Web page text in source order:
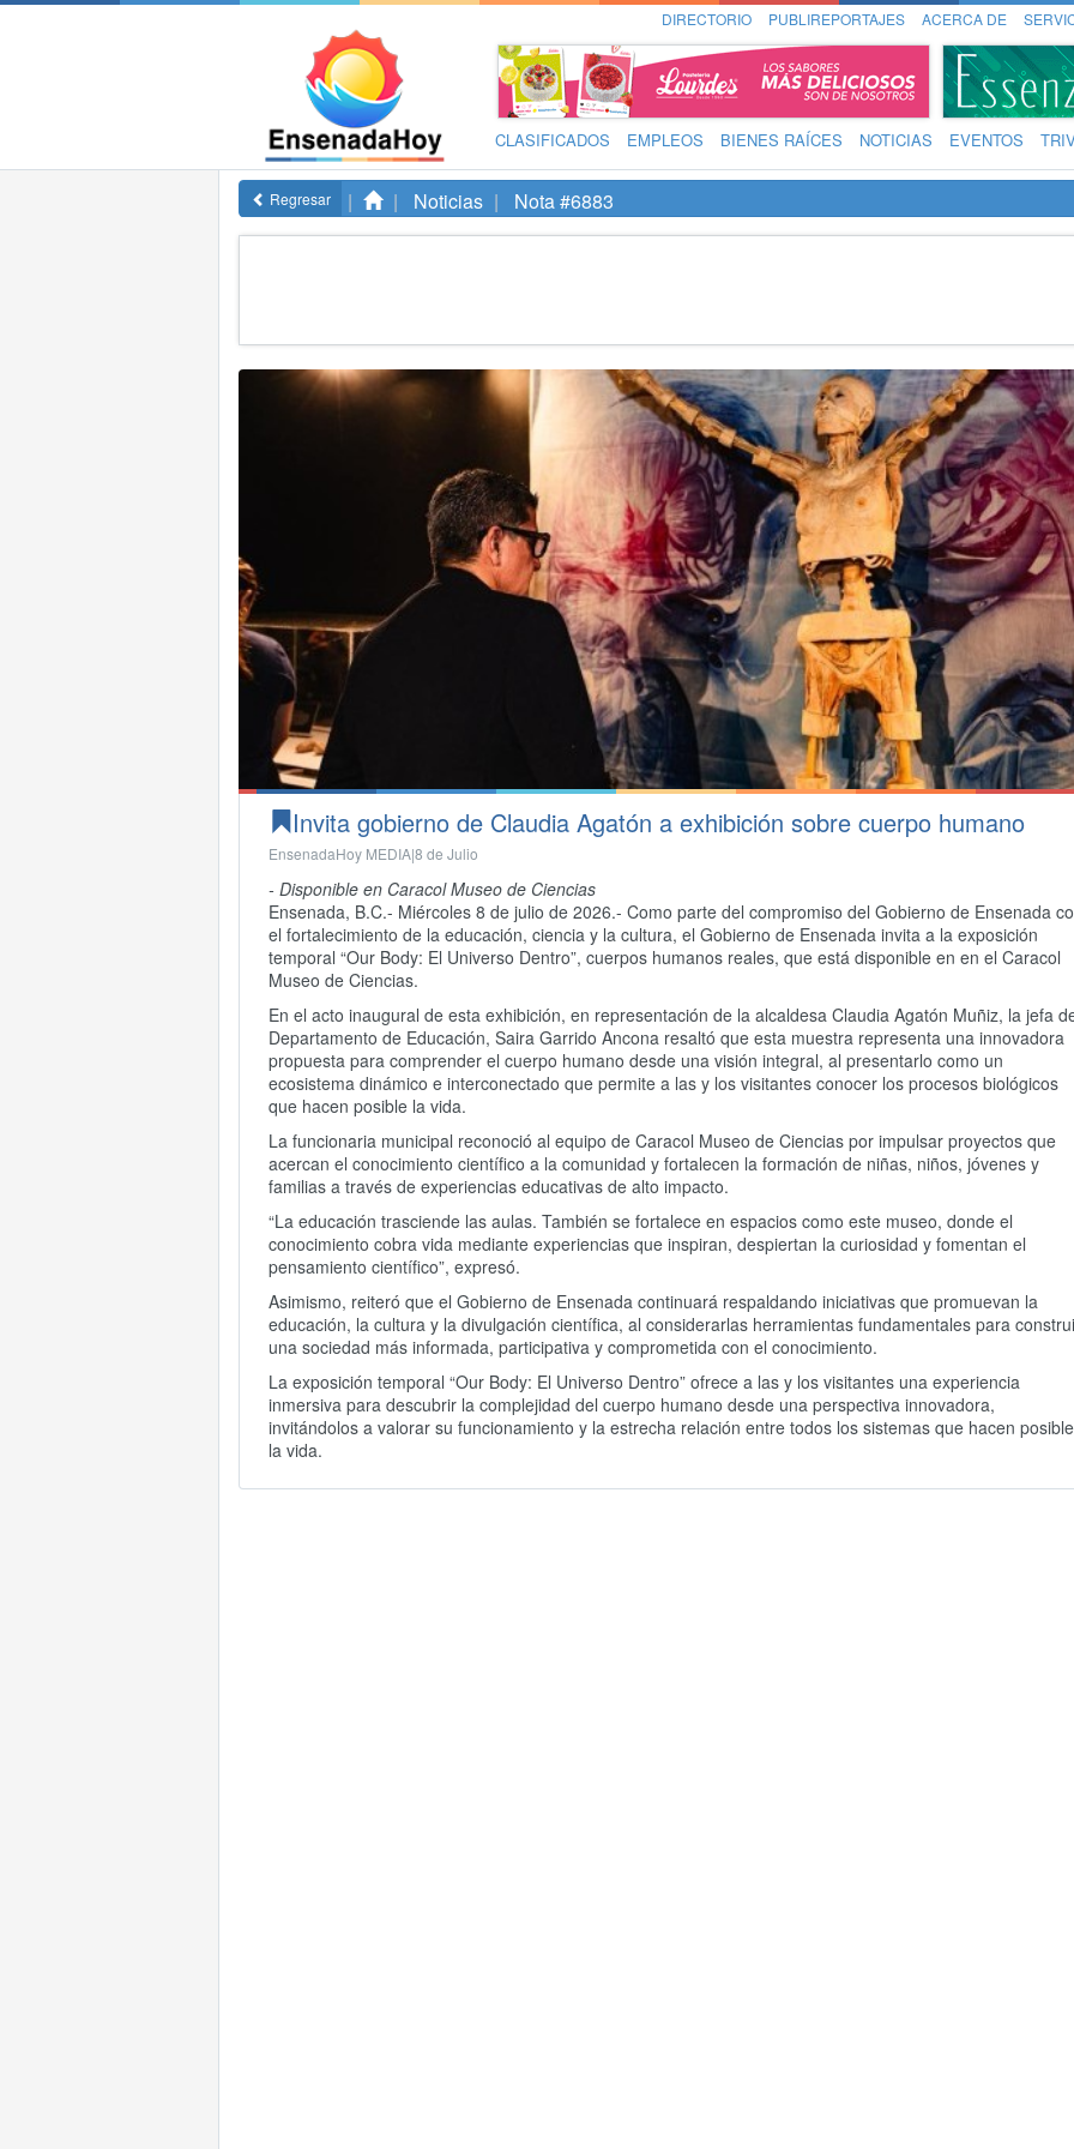
DIRECTORIO PUBLIREPORTAJES ACERCA DE
CLASIFICADOS EMPLEOS BIENES RAÍCES NOTICIAS EVENTOS
Regresar Noticias Nota #6883
Invita gobierno de Claudia Agatón a exhibición sobre cuerpo humano
EnsenadaHoy MEDIA|8 de Julio
- Disponible en Caracol Museo de Ciencias
Ensenada, B.C.- Miércoles 8 de julio de 2026.- Como parte del compromiso del Gobierno de Ensenada
el fortalecimiento de la educación, ciencia y la cultura, el Gobierno de Ensenada invita a la exposición
temporal “Our Body: El Universo Dentro”, cuerpos humanos reales, que está disponible en en el Caracol
Museo de Ciencias.
En el acto inaugural de esta exhibición, en representación de la alcaldesa Claudia Agatón Muñiz, la jefa
Departamento de Educación, Saira Garrido Ancona resaltó que esta muestra representa una innovadora
propuesta para comprender el cuerpo humano desde una visión integral, al presentarlo como un
ecosistema dinámico e interconectado que permite a las y los visitantes conocer los procesos biológicos
que hacen posible la vida.
La funcionaria municipal reconoció al equipo de Caracol Museo de Ciencias por impulsar proyectos que
acercan el conocimiento científico a la comunidad y fortalecen la formación de niñas, niños, jóvenes y
familias a través de experiencias educativas de alto impacto.
“La educación trasciende las aulas. También se fortalece en espacios como este museo, donde el
conocimiento cobra vida mediante experiencias que inspiran, despiertan la curiosidad y fomentan el
pensamiento científico”, expresó.
Asimismo, reiteró que el Gobierno de Ensenada continuará respaldando iniciativas que promuevan la
educación, la cultura y la divulgación científica, al considerarlas herramientas fundamentales para
una sociedad más informada, participativa y comprometida con el conocimiento.
La exposición temporal “Our Body: El Universo Dentro” ofrece a las y los visitantes una experiencia
inmersiva para descubrir la complejidad del cuerpo humano desde una perspectiva innovadora,
invitándolos a valorar su funcionamiento y la estrecha relación entre todos los sistemas que hacen posible
la vida.